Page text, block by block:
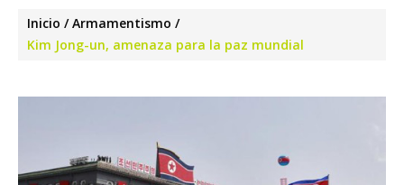
Inicio
Armamentismo
Kim Jong-un, amenaza para la paz mundial